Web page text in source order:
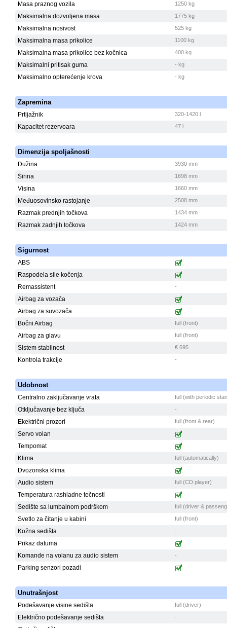
Masa praznog vozila 1250 kg
Maksimalna dozvoljena masa 1775 kg
Maksimalna nosivost 525 kg
Maksimalna masa prikolice 1100 kg
Maksimalna masa prikolice bez kočnica 400 kg
Maksimalni pritisak guma - kg
Maksimalno opterećenje krova - kg
Zapremina
Prtljažnik 320-1420 l
Kapacitet rezervoara 47 l
Dimenzija spoljašnosti
Dužina 3930 mm
Širina 1698 mm
Visina 1660 mm
Međuosovinsko rastojanje 2508 mm
Razmak prednjih točkova 1434 mm
Razmak zadnjih točkova 1424 mm
Sigurnost
ABS
Raspodela sile kočenja
Remassistent
-
Airbag za vozača
Airbag za suvozača
Bočni Airbag
full (front)
Airbag za glavu full (front)
Sistem stabilnost € 695
Kontrola trakcije -
Udobnost
Centralno zaključavanje vrata full (with periodic
Otključavanje bez ključa -
Ekektrični prozori full (front & rear)
Servo volan
Tempomat
Klima
full (automatically)
Dvozonska klima
Audio sistem
full (CD player)
Temperatura rashladne tečnosti
Sedište sa lumbalnom podrškom
full (driver &
Svetlo za čitanje u kabini full (front)
Kožna sedišta -
Prikaz datuma
Komande na volanu za audio sistem
-
Parking senzori pozadi
Unutrašnjost
Podešavanje visine sedišta full (driver)
Električno podešavanje sedišta -